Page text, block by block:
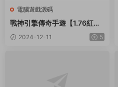
電腦遊戲源碼
戰神引擎傳奇手遊【1.76紅日
複古三職業[白豬3.1]】最新整
理Win一鍵服務端+GM授權後
2024-12-11 5